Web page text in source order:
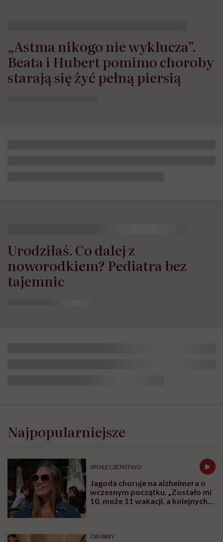
„Astma nikogo nie wyklucza”.
Beata i Hubert pomimo choroby
starają się żyć pełną piersią
Urodziłaś. Co dalej z
noworodkiem? Pediatra bez
tajemnic
Najpopularniejsze
SPOŁECZEŃSTWO
Jagoda choruje na alzheimera o
wczesnym początku. „Zostało mi
10, może 11 wakacji, a kolejnych
OBJAWY